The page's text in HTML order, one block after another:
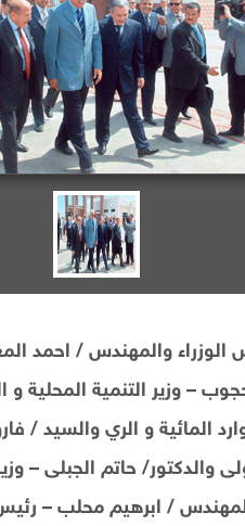
والمهندس / احمد
– وزير التنمية
المائية و الري والسيد /
والدكتور/ حاتم الجبلى
/ ابرهيم محلب –